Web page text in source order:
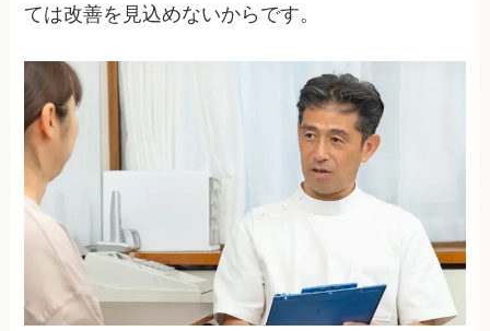
ては改善を見込めないからです。